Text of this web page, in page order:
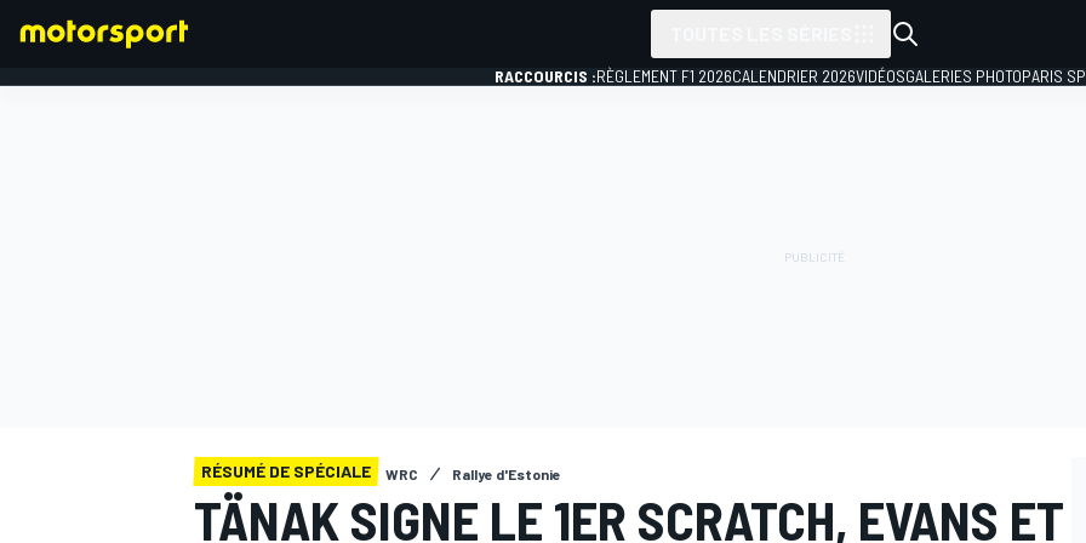
RACCOURCIS :RÈGLEMENT F1 2026CALENDRIER 2026VIDÉOSGALERIES PHOTOPARIS
RÉSUMÉ DE SPÉCIALE WRC Rallye d'Estonie
TÄNAK SIGNE LE 1ER SCRATCH, EVANS ET